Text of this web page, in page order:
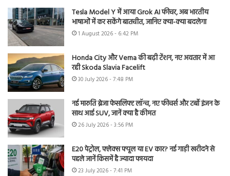
Tesla Model Y में आया Grok AI फीचर, अब भारतीय
भाषाओं में कर सकेंगे बातचीत, जानिए क्या-क्या बदलेगा
1 August 2026 - 6:42 PM
Honda City और Verna की बढ़ी टेंशन, नए अवतार में आ
रही Skoda Slavia Facelift
30 July 2026 - 7:48 PM
नई मारुति ब्रेजा फेसलिफ्ट लॉन्च, नए फीचर्स और टर्बो इंजन के
साथ आई SUV, जानें क्या है कीमत
26 July 2026 - 3:56 PM
E20 पेट्रोल, फ्लेक्स फ्यूल या EV कार? नई गाड़ी खरीदने से
पहले जानें किसमें है ज्यादा फायदा
23 July 2026 - 7:41 PM